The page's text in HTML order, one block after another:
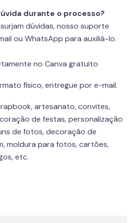
durante o processo?
dúvidas, nosso suporte
ou WhatsApp para auxiliá-lo.
no Canva gratuito
físico, entregue por e-mail.
artesanato, convites,
de festas, personalização
de fotos, decoração de
moldura para fotos, cartões,
etc.